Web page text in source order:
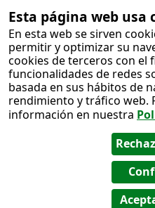
Esta página web usa
En esta web se sirven
permitir y optimizar su
cookies de terceros con el
funcionalidades de redes
basada en sus hábitos de
rendimiento y tráfico web.
información en nuestra